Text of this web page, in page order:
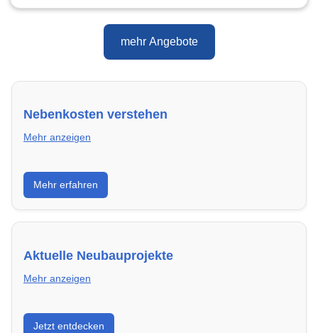
mehr Angebote
Nebenkosten verstehen
Mehr anzeigen
Erfahre, welche Nebenkosten rechtmäßig sind und
wie du deine monatliche Belastung optimieren
kannst.
Mehr erfahren
Aktuelle Neubauprojekte
Mehr anzeigen
Entdecke Neubauprojekte in Beckum – modern,
energieeffizient und sofort bezugsfertig.
Jetzt entdecken